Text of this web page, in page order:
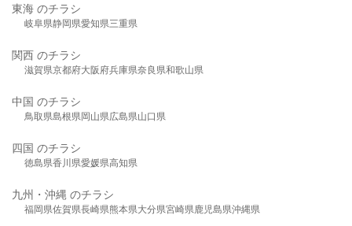
東海 のチラシ
岐阜県静岡県愛知県三重県
関西 のチラシ
滋賀県京都府大阪府兵庫県奈良県和歌山県
中国 のチラシ
鳥取県島根県岡山県広島県山口県
四国 のチラシ
徳島県香川県愛媛県高知県
九州・沖縄 のチラシ
福岡県佐賀県長崎県熊本県大分県宮崎県鹿児島県沖縄県